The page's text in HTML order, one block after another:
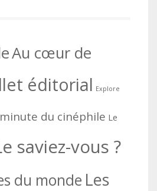
Au cœur de
éditorial Explore
du cinéphile Le
saviez-vous ?
du monde Les